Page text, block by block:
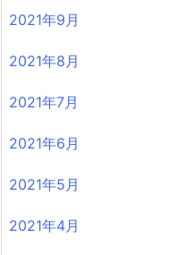
2021年9月
2021年8月
2021年7月
2021年6月
2021年5月
2021年4月